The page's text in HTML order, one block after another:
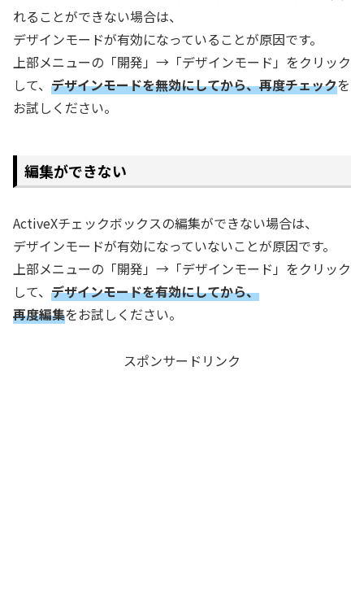
れることができない場合は、
デザインモードが有効になっていることが原因です。
上部メニューの「開発」→「デザインモード」をクリック
して、 デザインモードを無効にしてから、再度チェックを
お試しください。
編集ができない
ActiveXチェックボックスの編集ができない場合は、
デザインモードが有効になっていないことが原因です。
上部メニューの「開発」→「デザインモード」をクリック
して、 デザインモードを有効にしてから、
再度編集をお試しください。
スポンサードリンク